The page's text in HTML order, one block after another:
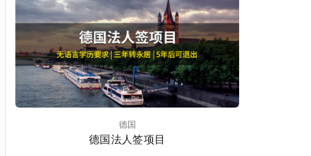
德国
德国法人签项目